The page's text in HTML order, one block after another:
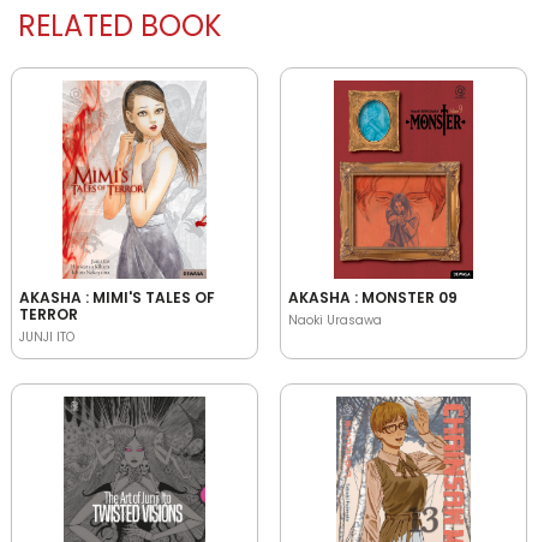
RELATED BOOK
AKASHA : MIMI'S TALES OF
TERROR
JUNJI ITO
AKASHA : MONSTER 09
Naoki Urasawa